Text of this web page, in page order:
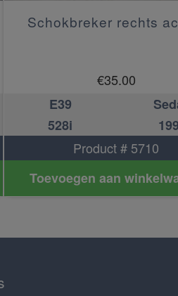
Schokbreker rechts
€35.00
E39
528i
Product # 5710
Toevoegen aan